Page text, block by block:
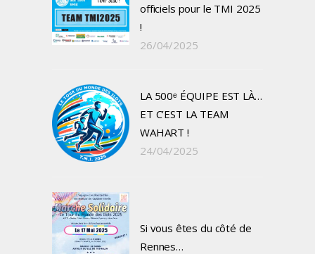
officiels pour le TMI 2025
!
26/04/2025
LA 500ᵉ ÉQUIPE EST LÀ…
ET C’EST LA TEAM
WAHART !
24/04/2025
Si vous êtes du côté de
Rennes…